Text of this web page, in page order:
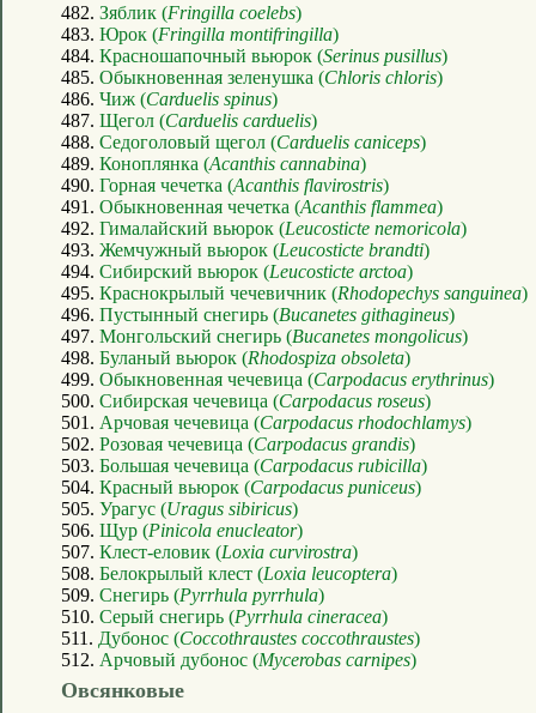
482. Зяблик (Fringilla coelebs)
483. Юрок (Fringilla montifringilla)
484. Красношапочный вьюрок (Serinus pusillus)
485. Обыкновенная зеленушка (Chloris chloris)
486. Чиж (Carduelis spinus)
487. Щегол (Carduelis carduelis)
488. Седоголовый щегол (Carduelis caniceps)
489. Коноплянка (Acanthis cannabina)
490. Горная чечетка (Acanthis flavirostris)
491. Обыкновенная чечетка (Acanthis flammea)
492. Гималайский вьюрок (Leucosticte nemoricola)
493. Жемчужный вьюрок (Leucosticte brandti)
494. Сибирский вьюрок (Leucosticte arctoa)
495. Краснокрылый чечевичник (Rhodopechys sanguinea)
496. Пустынный снегирь (Bucanetes githagineus)
497. Монгольский снегирь (Bucanetes mongolicus)
498. Буланый вьюрок (Rhodospiza obsoleta)
499. Обыкновенная чечевица (Carpodacus erythrinus)
500. Сибирская чечевица (Carpodacus roseus)
501. Арчовая чечевица (Carpodacus rhodochlamys)
502. Розовая чечевица (Carpodacus grandis)
503. Большая чечевица (Carpodacus rubicilla)
504. Красный вьюрок (Carpodacus puniceus)
505. Урагус (Uragus sibiricus)
506. Щур (Pinicola enucleator)
507. Клест-еловик (Loxia curvirostra)
508. Белокрылый клест (Loxia leucoptera)
509. Снегирь (Pyrrhula pyrrhula)
510. Серый снегирь (Pyrrhula cineracea)
511. Дубонос (Coccothraustes coccothraustes)
512. Арчовый дубонос (Mycerobas carnipes)
Овсянковые